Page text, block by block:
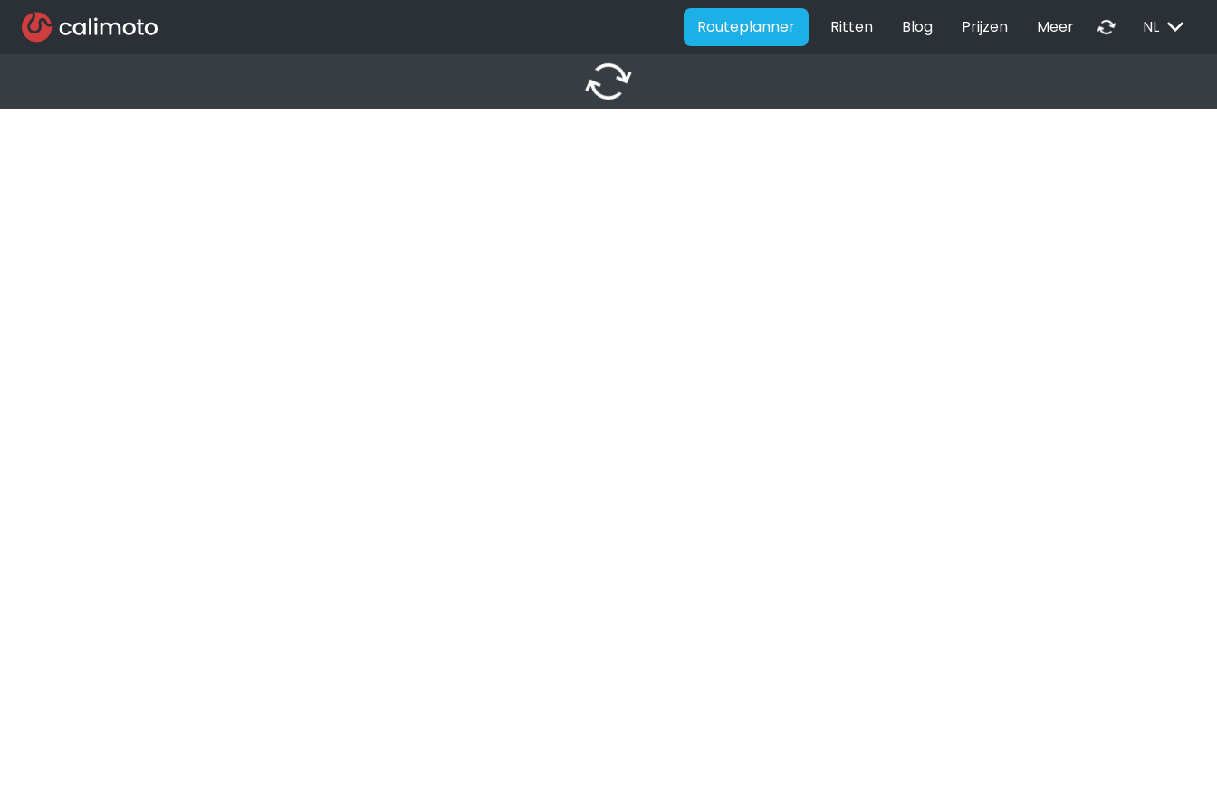
Routeplanner Ritten Blog Prijzen Meer autorenew NL EXPAND_MORE
autorenew